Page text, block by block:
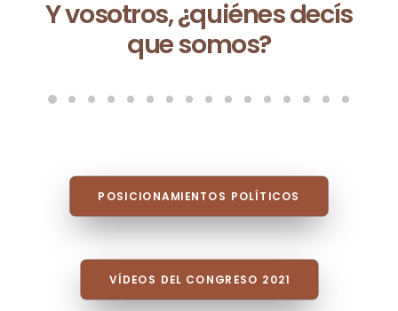
es la consecuencia de un
modelo que fracasa cada
vez que se repite
POSICIONAMIENTOS POLÍTICOS